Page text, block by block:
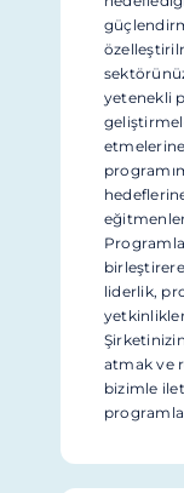
yetenekli
liderlik,
atmak ve
bizimle